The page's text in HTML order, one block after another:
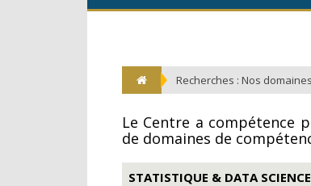
Recherches : Nos
Le Centre a compétence
de domaines de
STATISTIQUE & DATA SCIENCE